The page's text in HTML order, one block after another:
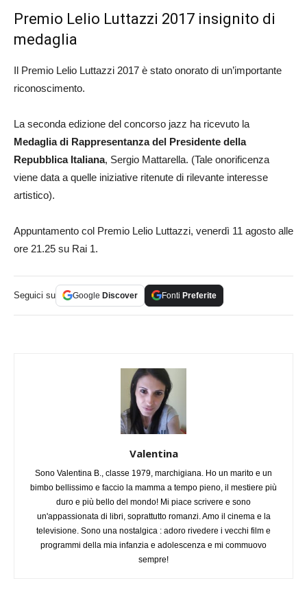
Premio Lelio Luttazzi 2017 insignito di
medaglia
Il Premio Lelio Luttazzi 2017 è stato onorato di un’importante
riconoscimento.
La seconda edizione del concorso jazz ha ricevuto la
Medaglia di Rappresentanza del Presidente della
Repubblica Italiana, Sergio Mattarella. (Tale onorificenza
viene data a quelle iniziative ritenute di rilevante interesse
artistico).
Appuntamento col Premio Lelio Luttazzi, venerdì 11 agosto alle
ore 21.25 su Rai 1.
Seguici su Google Discover Fonti Preferite
Valentina
Sono Valentina B., classe 1979, marchigiana. Ho un marito e un
bimbo bellissimo e faccio la mamma a tempo pieno, il mestiere più
duro e più bello del mondo! Mi piace scrivere e sono
un'appassionata di libri, soprattutto romanzi. Amo il cinema e la
televisione. Sono una nostalgica : adoro rivedere i vecchi film e
programmi della mia infanzia e adolescenza e mi commuovo
sempre!